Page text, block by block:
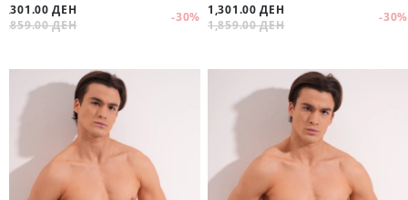
1,301.00 ДЕН
1,859.00 ДЕН
-30% 1,301.00 ДЕН
1,859.00 ДЕН
-30%